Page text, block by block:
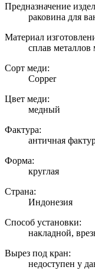
Предназначение
раковина для
Материал
сплав металлов
Сорт меди:
Copper
Цвет меди:
медный
Фактура:
античная
Форма:
круглая
Страна:
Индонезия
Способ установки:
накладной,
Вырез под кран:
недоступен у